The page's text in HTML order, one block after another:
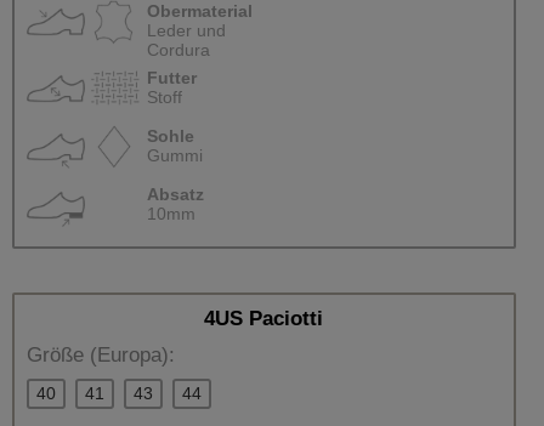
Obermaterial
Leder und
Cordura
Futter
Stoff
Sohle
Gummi
Absatz
10mm
4US Paciotti
Größe (Europa):
40 41 43 44